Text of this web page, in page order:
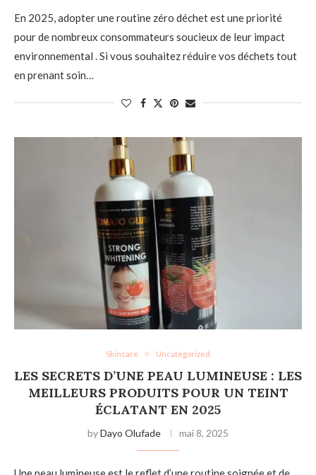
En 2025, adopter une routine zéro déchet est une priorité
pour de nombreux consommateurs soucieux de leur impact
environnemental . Si vous souhaitez réduire vos déchets tout
en prenant soin…
Skincare Uncategorized
LES SECRETS D’UNE PEAU LUMINEUSE : LES
MEILLEURS PRODUITS POUR UN TEINT
ÉCLATANT EN 2025
byDayo Olufade mai 8, 2025